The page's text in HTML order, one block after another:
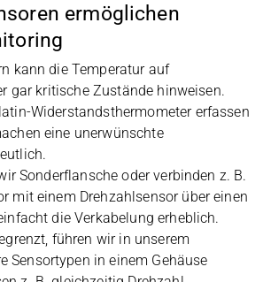
ermöglichen
kann die Temperatur auf
gar kritische Zustände hinweisen.
Widerstandsthermometer erfassen
eine unerwünschte
Sonderflansche oder verbinden z. B.
mit einem Drehzahlsensor über einen
die Verkabelung erheblich.
führen wir in unserem
Sensortypen in einem Gehäuse